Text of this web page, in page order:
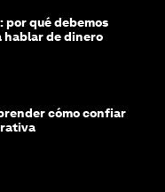
qué debemos
hablar de dinero
cómo confiar